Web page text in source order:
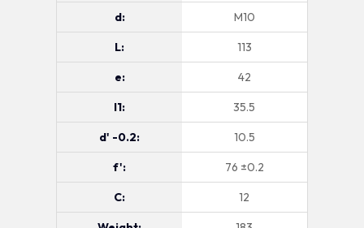
d: M10
L: 113
e: 42
l1: 35.5
d' -0.2: 10.5
f': 76 ±0.2
C: 12